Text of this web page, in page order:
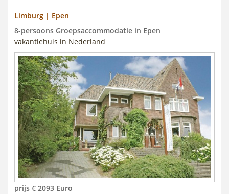
Limburg | Epen
8-persoons Groepsaccommodatie in Epen
vakantiehuis in Nederland
prijs € 2093 Euro